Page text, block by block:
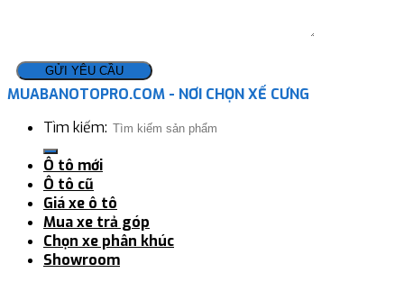
MUABANOTOPRO.COM - NƠI CHỌN XẾ CƯNG
Tìm kiếm:
Ô tô mới
Ô tô cũ
Giá xe ô tô
Mua xe trả góp
Chọn xe phân khúc
Showroom